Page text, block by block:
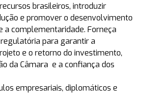
brasileiros, introduzir
e promover o desenvolvimento
a complementaridade. Forneça
para garantir a
e o retorno do investimento,
da Câmara e a confiança dos
empresariais, diplomáticos e